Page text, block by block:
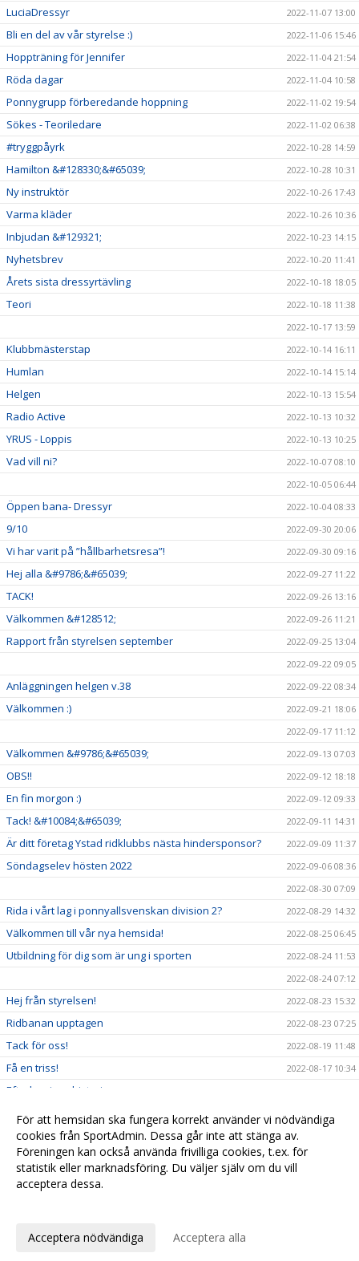
LuciaDressyr 2022-11-07 13:00
Bli en del av vår styrelse :) 2022-11-06 15:46
Hoppträning för Jennifer 2022-11-04 21:54
Röda dagar 2022-11-04 10:58
Ponnygrupp förberedande hoppning 2022-11-02 19:54
Sökes - Teoriledare 2022-11-02 06:38
#tryggpåyrk 2022-10-28 14:59
Hamilton &#128330;&#65039; 2022-10-28 10:31
Ny instruktör 2022-10-26 17:43
Varma kläder 2022-10-26 10:36
Inbjudan &#129321; 2022-10-23 14:15
Nyhetsbrev 2022-10-20 11:41
Årets sista dressyrtävling 2022-10-18 18:05
Teori
2022-10-18 11:38
2022-10-17 13:59
Klubbmästerstap 2022-10-14 16:11
Humlan 2022-10-14 15:14
Helgen 2022-10-13 15:54
Radio Active 2022-10-13 10:32
YRUS - Loppis 2022-10-13 10:25
Vad vill ni?
2022-10-07 08:10
2022-10-05 06:44
Öppen bana- Dressyr 2022-10-04 08:33
9/10 2022-09-30 20:06
Vi har varit på ”hållbarhetsresa”! 2022-09-30 09:16
Hej alla &#9786;&#65039; 2022-09-27 11:22
TACK! 2022-09-26 13:16
Välkommen &#128512; 2022-09-26 11:21
Rapport från styrelsen september
2022-09-25 13:04
2022-09-22 09:05
Anläggningen helgen v.38 2022-09-22 08:34
Välkommen :)
2022-09-21 18:06
2022-09-17 11:12
Välkommen &#9786;&#65039; 2022-09-13 07:03
OBS!! 2022-09-12 18:18
En fin morgon :) 2022-09-12 09:33
Tack! &#10084;&#65039; 2022-09-11 14:31
Är ditt företag Ystad ridklubbs nästa hindersponsor? 2022-09-09 11:37
Söndagselev hösten 2022
2022-09-06 08:36
2022-08-30 07:09
Rida i vårt lag i ponnyallsvenskan division 2? 2022-08-29 14:32
Välkommen till vår nya hemsida! 2022-08-25 06:45
Utbildning för dig som är ung i sporten
2022-08-24 11:53
2022-08-24 07:12
Hej från styrelsen! 2022-08-23 15:32
Ridbanan upptagen 2022-08-23 07:25
Tack för oss! 2022-08-19 11:48
Få en triss! 2022-08-17 10:34
Efterlysning - historia
2022-08-04 15:09
Ridskolestart 2022-08-03 07:31
Ystad Saltsjöbads champions tour! 2022-07-23 18:00
inställningar
Webbversion
För att hemsidan ska fungera korrekt använder vi nödvändiga
cookies från SportAdmin. Dessa går inte att stänga av.
Föreningen kan också använda frivilliga cookies, t.ex. för
statistik eller marknadsföring. Du väljer själv om du vill
acceptera dessa.
Acceptera nödvändiga Acceptera alla